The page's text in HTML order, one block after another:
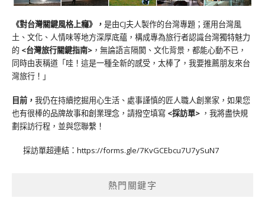
《對台灣關鍵風格上癮》 ， 是由CJ夫人製作的台灣專題；運用台灣風
土、文化、人情味等地方深厚底蘊，構成專為旅行者認識台灣獨特魅力
的 <台灣旅行關鍵指南> ，無論語言隔閡、文化背景，都能心動不已，
同時由衷稱道「哇！這是一種全新的感受，太棒了，我要推薦朋友來台
灣旅行！」
目前， 我仍在持續挖掘用心生活、處事謹慎的匠人職人創業家，如果您
也有很棒的品牌故事和創業理念，請撥空填寫 <採訪單> ，我將盡快規
劃採訪行程，並與您聯繫！
採訪單超連結： https://forms.gle/7KvGCEbcu7U7ySuN7
熱門關鍵字